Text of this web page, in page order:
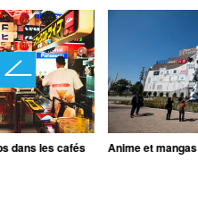
dans les cafés Anime et mangas